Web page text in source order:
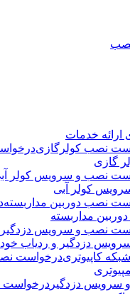
ارائه خدمات
گازی
کولر آبی
مداربسته
سرویس دزدگیر و ردیاب
درخواست